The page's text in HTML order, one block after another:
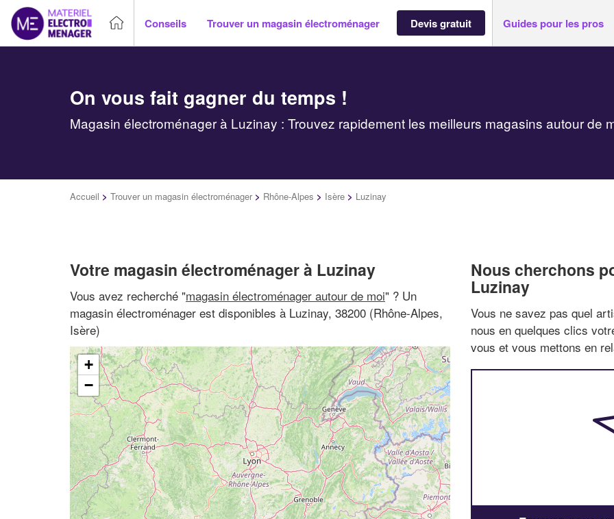
Conseils Trouver un magasin électroménager Devis gratuit Guides pour les pros
On vous fait gagner du temps !
Magasin électroménager à Luzinay : Trouvez rapidement les meilleurs magasins autour de
Accueil > Trouver un magasin électroménager > Rhône-Alpes > Isère > Luzinay
Votre magasin électroménager à Luzinay
Vous avez recherché "magasin électroménager autour de moi" ? Un
magasin électroménager est disponibles à Luzinay, 38200 (Rhône-Alpes,
Isère)
+
−
Nous cherchons
Luzinay
Vous ne savez pas quel
nous en quelques clics
vous et vous mettons en